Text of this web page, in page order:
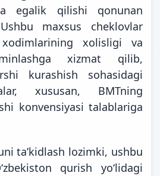
egalik qilishi qonunan
maxsus cheklovlar
xolisligi va
xizmat qilib,
kurashish sohasidagi
xususan, BMTning
konvensiyasi talablariga
ta’kidlash lozimki, ushbu
qurish yo‘lidagi